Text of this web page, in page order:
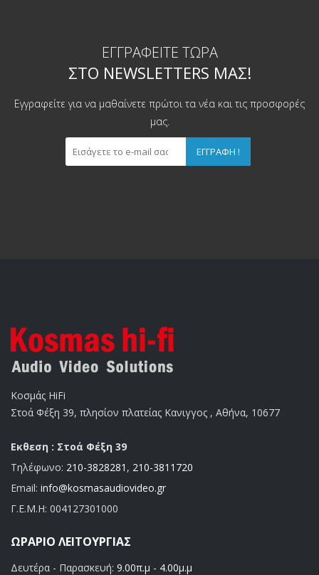
ΕΓΓΡΑΦΕΊΤΕ ΤΏΡΑ
ΣΤΟ NEWSLETTERS ΜΑΣ!
Εγγραφείτε για να μαθαίνετε πρώτοι τα νέα και τις προσφορές
μας.
ΕΓΓΡΑΦΉ !
Κοσμάς HiFi
Στοά Φέξη 39, πλησίον πλατείας Κανιγγος , Αθήνα, 10677
Εκθεση : Στοά Φέξη 39
Τηλέφωνο: 210-3828281 , 210-3811720
Email: info@kosmasaudiovideo.gr
Γ.Ε.Μ.Η: 004127301000
ΩΡΆΡΙΟ ΛΕΙΤΟΥΡΓΊΑΣ
Δευτέρα - Παρασκευή: 9.00π.μ - 4.00μ.μ